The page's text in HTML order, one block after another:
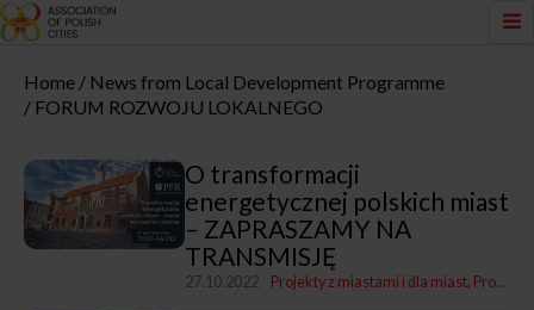
Home
News from Local Development Programme
FORUM ROZWOJU LOKALNEGO
O transformacji
energetycznej polskich miast
– ZAPRASZAMY NA
TRANSMISJĘ
27.10.2022 Projekty z miastami i dla miast Program „Rozwój lokalny"